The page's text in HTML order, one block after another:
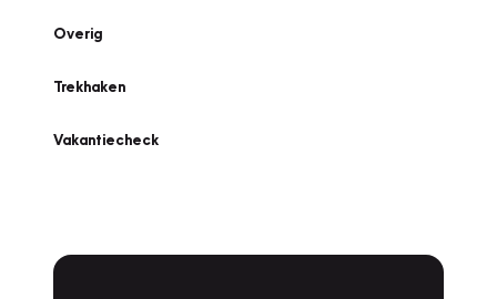
Overig
Trekhaken
Vakantiecheck